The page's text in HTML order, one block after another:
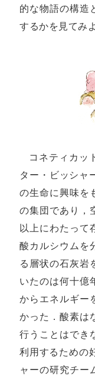
的な物語の構造
するかを見てみ
コネティカッ
ター・ビッシャ
の生命に興味を
の集団であり，
以上にわたって
酸カルシウムを
る層状の石灰岩
いたのは何十億
からエネルギー
かった．酸素は
行うことはでき
利用するための
ャーの研究チー